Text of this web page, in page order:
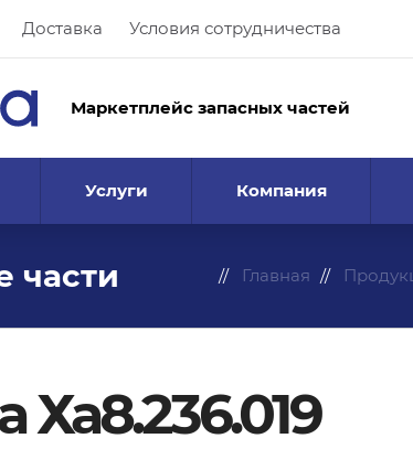
Доставка Условия сотрудничества
Маркетплейс запасных частей
Услуги Компания
части Главная
Ха8.236.019